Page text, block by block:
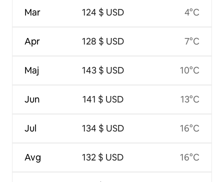
Mar
Apr
Maj
Jun
Jul
Avg
124 $ USD
128 $ USD
143 $ USD
141 $ USD
134 $ USD
132 $ USD
4°C
7°C
10°C
13°C
16°C
16°C